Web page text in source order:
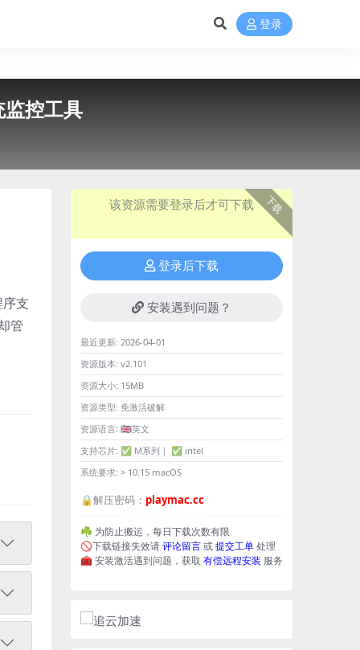
登录
控工具
支
管
下载
该资源需要登录后才可下载
登录后下载
安装遇到问题？
最近更新: 2026-04-01
资源版本: v2.101
资源大小: 15MB
资源类型: 免激活破解
资源语言: 🇬🇧英文
支持芯片: ✅ M系列｜ ✅ intel
系统要求: > 10.15 macOS
🔒解压密码： playmac.cc
☘️ 为防止搬运，每日下载次数有限
🚫下载链接失效请评论留言或提交工单处理
🧰 安装激活遇到问题，获取 有偿远程安装 服务